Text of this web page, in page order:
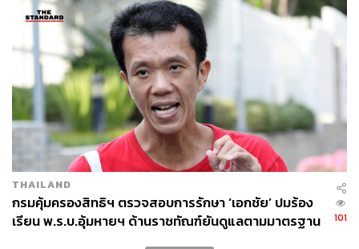
THAILAND
กรมคุ้มครองสิทธิฯ ตรวจสอบการรักษา ‘เอกชัย’ ปมร้อง
เรียน พ.ร.บ.อุ้มหายฯ ด้านราชทัณฑ์ยันดูแลตามมาตรฐาน
101